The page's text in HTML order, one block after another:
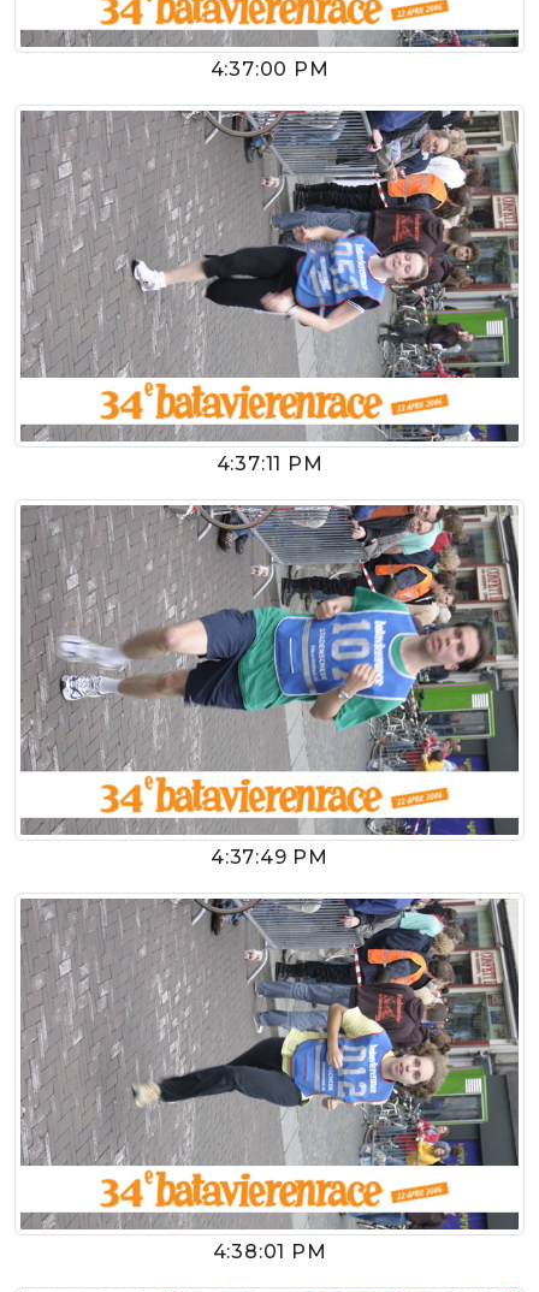
4:37:00 PM
4:37:11 PM
4:37:49 PM
4:38:01 PM